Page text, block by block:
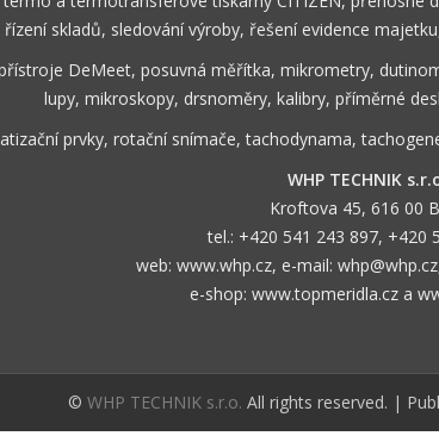
řízení skladů, sledování výroby, řešení evidence
DeMeet, posuvná měřítka, mikrometry,
lupy, mikroskopy, drsnoměry, kalibry, příměrné
prvky, rotační snímače, tachodynama,
WHP TECHNIK
Kroftova 45, 616 00
tel.: +420 541 243 897, +420
web: www.whp.cz, e-mail: whp@whp.cz
e-shop: www.topmeridla.cz a
© WHP TECHNIK s.r.o. All rights reserved. |